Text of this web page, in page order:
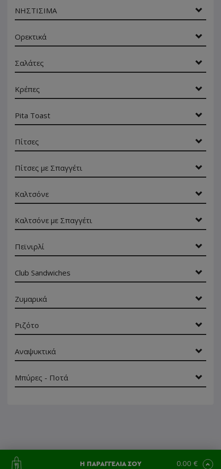
ΝΗΣΤΙΣΙΜΑ
Ορεκτικά
Σαλάτες
Κρέπες
Pita Toast
Πίτσες
Πίτσες με Σπαγγέτι
Καλτσόνε
Καλτσόνε με Σπαγγέτι
Πεϊνιρλί
Club Sandwiches
Ζυμαρικά
Ριζότο
Αναψυκτικά
Μπύρες - Ποτά
Η ΠΑΡΑΓΓΕΛΙΑ ΣΟΥ 0.00 €